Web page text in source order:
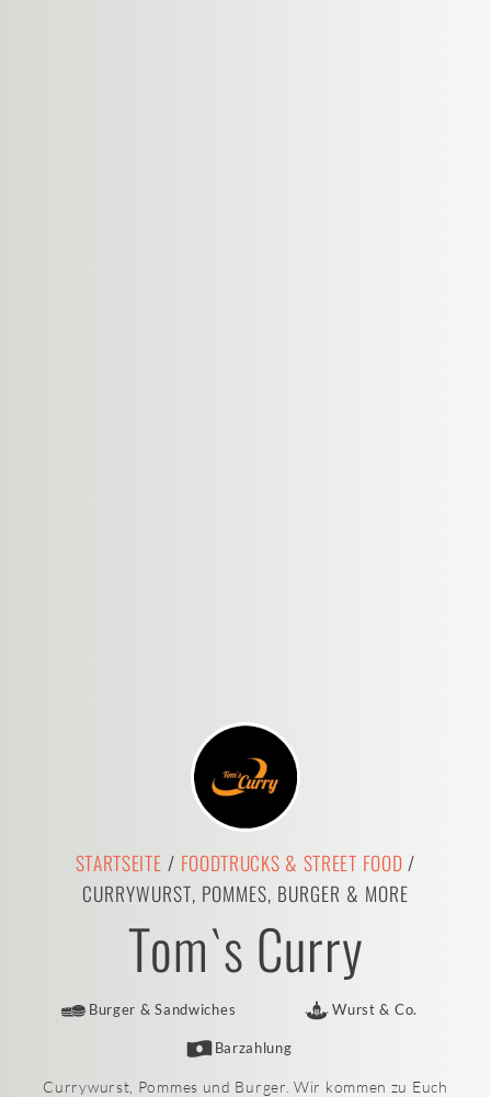
STARTSEITE / FOODTRUCKS & STREET FOOD/
CURRYWURST, POMMES, BURGER & MORE
Tom`s Curry
Burger & Sandwiches Wurst & Co.
Barzahlung
Currywurst, Pommes und Burger. Wir kommen zu Euch